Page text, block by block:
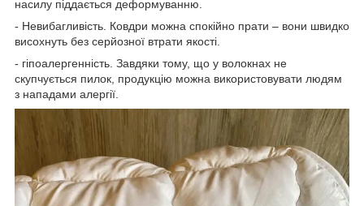
насилу піддається деформуванню.
- Невибагливість. Ковдри можна спокійно прати – вони швидко
висохнуть без серйозної втрати якості.
- гіпоалергенність. Завдяки тому, що у волокнах не
скупчується пилок, продукцію можна використовувати людям
з нападами алергії.